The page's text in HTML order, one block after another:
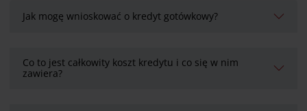
Jak mogę wnioskować o kredyt gotówkowy?
Co to jest całkowity koszt kredytu i co się w nim
zawiera?